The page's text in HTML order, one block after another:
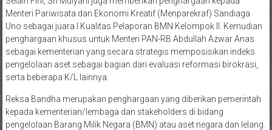
Menteri Pariwisata dan Ekonomi Kreatif (Menparekraf) Sandiaga
Uno sebagai juara I Kualitas Pelaporan BMN Kelompok II. Kemudian
penghargaan khusus untuk Menteri PAN-RB Abdullah Azwar Anas
sebagai kementerian yang secara strategis memposisikan indeks
pengelolaan aset sebagai bagian dari evaluasi reformasi birokrasi,
serta beberapa K/L lainnya.
Reksa Bandha merupakan penghargaan yang diberikan pemerintah
kepada kementerian/lembaga dan stakeholders di bidang
pengelolaan Barang Milik Negara (BMN) atau aset negara dan lelang.